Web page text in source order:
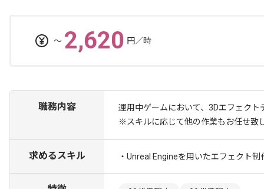
〜 2,620 円／時
職務内容
運用中ゲームにおいて、3Dエフェク
※スキルに応じて他の作業もお任せ致
求めるスキル ・Unreal Engineを用いたエフェクト制